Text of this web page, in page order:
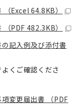
Excel 64.8KB）
PDF 482.3KB）
記入例及び添付書
くご確認くださ
変更届出書 （PDF